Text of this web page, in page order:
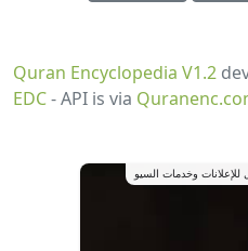
Quran Encyclopedia V1.2
EDC- API is via
وخدمات السيو